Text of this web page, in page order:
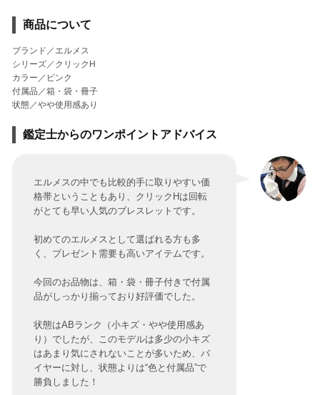
商品について
ブランド／エルメス
シリーズ／クリックH
カラー／ピンク
付属品／箱・袋・冊子
状態／やや使用感あり
鑑定士からのワンポイントアドバイス
エルメスの中でも比較的手に取りやすい価
格帯ということもあり、クリックHは回転
がとても早い人気のブレスレットです。
初めてのエルメスとして選ばれる方も多
く、プレゼント需要も高いアイテムです。
今回のお品物は、箱・袋・冊子付きで付属
品がしっかり揃っており好評価でした。
状態はABランク（小キズ・やや使用感あ
り）でしたが、このモデルは多少の小キズ
はあまり気にされないことが多いため、バ
イヤーに対し、状態よりは“色と付属品”で
勝負しました！